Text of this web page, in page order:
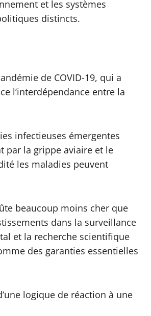
et les systèmes
distincts.
de COVID-19, qui a
l’interdépendance entre la
infectieuses émergentes
par la grippe aviaire et le
les maladies peuvent
beaucoup moins cher que
dans la surveillance
et la recherche scientifique
des garanties essentielles
logique de réaction à une